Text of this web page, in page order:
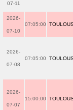
07-11
2026-
07-10
07:05:00
2026-
07-08
07:05:00
2026-
07-07
15:00:00